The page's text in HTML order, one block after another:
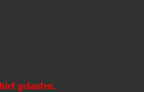
gelaufen.